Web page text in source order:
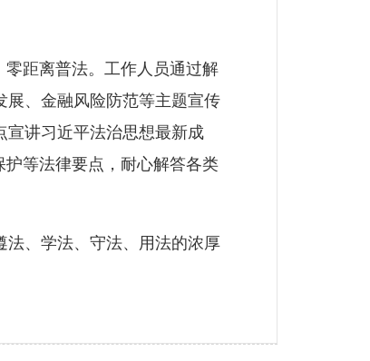
距离普法。工作人员通过解
展、金融风险防范等主题宣传
宣讲习近平法治思想最新成
等法律要点，耐心解答各类
、学法、守法、用法的浓厚